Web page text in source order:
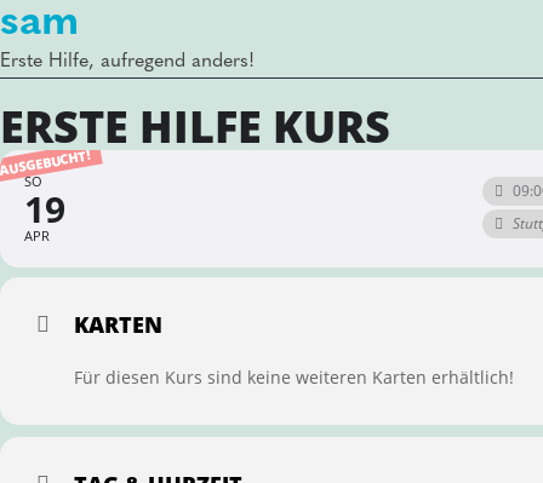
sam
Erste Hilfe, aufregend anders!
ERSTE HILFE KURS
SO
19
APR
KARTEN
Für diesen Kurs sind keine weiteren Karten erhältlich!